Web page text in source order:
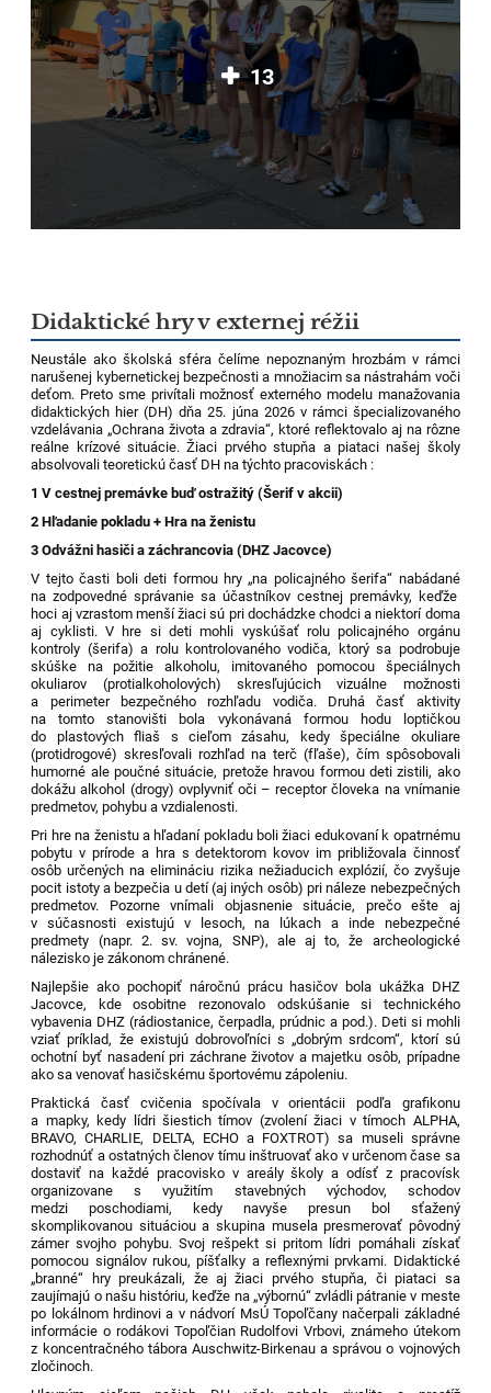
13
Didaktické hry v externej réžii
Neustále ako školská sféra čelíme nepoznaným hrozbám v rámci
narušenej kybernetickej bezpečnosti a množiacim sa nástrahám voči
deťom. Preto sme privítali možnosť externého modelu manažovania
didaktických hier (DH) dňa 25. júna 2026 v rámci špecializovaného
vzdelávania „Ochrana života a zdravia“, ktoré reflektovalo aj na rôzne
reálne krízové situácie. Žiaci prvého stupňa a piataci našej školy
absolvovali teoretickú časť DH na týchto pracoviskách :
1 V cestnej premávke buď ostražitý (Šerif v akcii)
2 Hľadanie pokladu + Hra na ženistu
3 Odvážni hasiči a záchrancovia (DHZ Jacovce)
V tejto časti boli deti formou hry „na policajného šerifa“ nabádané
na zodpovedné správanie sa účastníkov cestnej premávky, keďže
hoci aj vzrastom menší žiacisú pri dochádzke chodci a niektorí doma
aj cyklisti. V hre si deti mohli vyskúšať rolu policajného orgánu
kontroly (šerifa) a rolu kontrolovaného vodiča, ktorý sa podrobuje
skúške na požitie alkoholu, imitovaného pomocou špeciálnych
okuliarov (protialkoholových) skresľujúcich vizuálne možnosti
a perimeter bezpečného rozhľadu vodiča. Druhá časť aktivity
na tomto stanovišti bola vykonávaná formou hodu loptičkou
do plastových fliaš s cieľom zásahu, kedy špeciálne okuliare
(protidrogové) skresľovali rozhľad na terč (fľaše), čím spôsobovali
humorné ale poučné situácie, pretože hravou formou deti zistili, ako
dokážu alkohol (drogy) ovplyvniť oči – receptor človeka na vnímanie
predmetov, pohybu a vzdialenosti.
Pri hre na ženistu a hľadaní pokladu boli žiaci edukovaní k opatrnému
pobytu v prírode a hra s detektorom kovov im približovala činnosť
osôb určených na elimináciu rizika nežiaducich explózií, čo zvyšuje
pocit istoty a bezpečia u detí (aj iných osôb) pri náleze nebezpečných
predmetov. Pozorne vnímali objasnenie situácie, prečo ešte aj
v súčasnosti existujú v lesoch, na lúkach a inde nebezpečné
predmety (napr. 2. sv. vojna, SNP), ale aj to, že archeologické
nálezisko je zákonom chránené.
Najlepšie ako pochopiť náročnú prácu hasičov bola ukážka DHZ
Jacovce, kde osobitne rezonovalo odskúšanie si technického
vybavenia DHZ (rádiostanice, čerpadla, prúdnic a pod.). Deti si mohli
vziať príklad, že existujú dobrovoľníci s „dobrým srdcom“, ktorí sú
ochotní byť nasadení pri záchrane životov a majetku osôb, prípadne
ako sa venovať hasičskému športovému zápoleniu.
Praktická časť cvičenia spočívala v orientácii podľa grafikonu
a mapky, kedy lídri šiestich tímov (zvolení žiaci v tímoch ALPHA,
BRAVO, CHARLIE, DELTA, ECHO a FOXTROT) sa museli správne
rozhodnúť a ostatných členov tímu inštruovať ako v určenom čase sa
dostaviť na každé pracovisko v areály školy a odísť z pracovísk
organizovane s využitím stavebných východov, schodov
medzi poschodiami, kedy navyše presun bol sťažený
skomplikovanou situáciou a skupina musela presmerovať pôvodný
zámer svojho pohybu. Svoj rešpekt si pritom lídri pomáhali získať
pomocou signálov rukou, píšťalky a reflexnými prvkami. Didaktické
„branné“ hry preukázali, že aj žiaci prvého stupňa, či piataci sa
zaujímajú o našu históriu, keďže na „výbornú“ zvládli pátranie v meste
po lokálnom hrdinovi a v nádvorí MsÚ Topoľčany načerpali základné
informácie o rodákovi Topoľčian Rudolfovi Vrbovi, známeho útekom
z koncentračného tábora Auschwitz-Birkenaua správou o vojnových
zločinoch.